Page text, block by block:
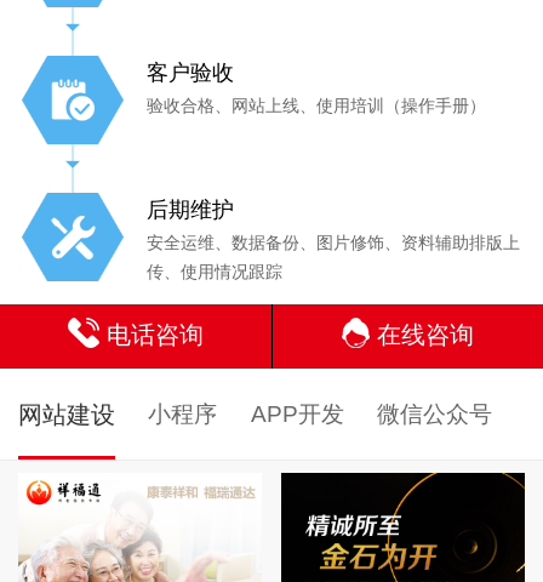
客户验收
验收合格、网站上线、使用培训（操作手册）
后期维护
安全运维、数据备份、图片修饰、资料辅助排版上
传、使用情况跟踪
电话咨询 在线咨询
网站建设 小程序 APP开发 微信公众号